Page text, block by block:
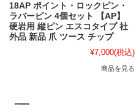
18AP ポイント・ロックピン・
ラバーピン 4個セット 【AP】
硬岩用 縦ピン エスコタイプ 社
外品 新品 爪 ツース チップ
¥7,000(税込)
商品を見る